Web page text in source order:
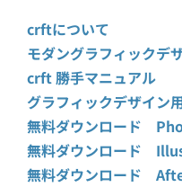
crftについて
モダングラフィックデ
crft 勝手マニュアル
グラフィックデザイン
無料ダウンロード
無料ダウンロード
無料ダウンロード